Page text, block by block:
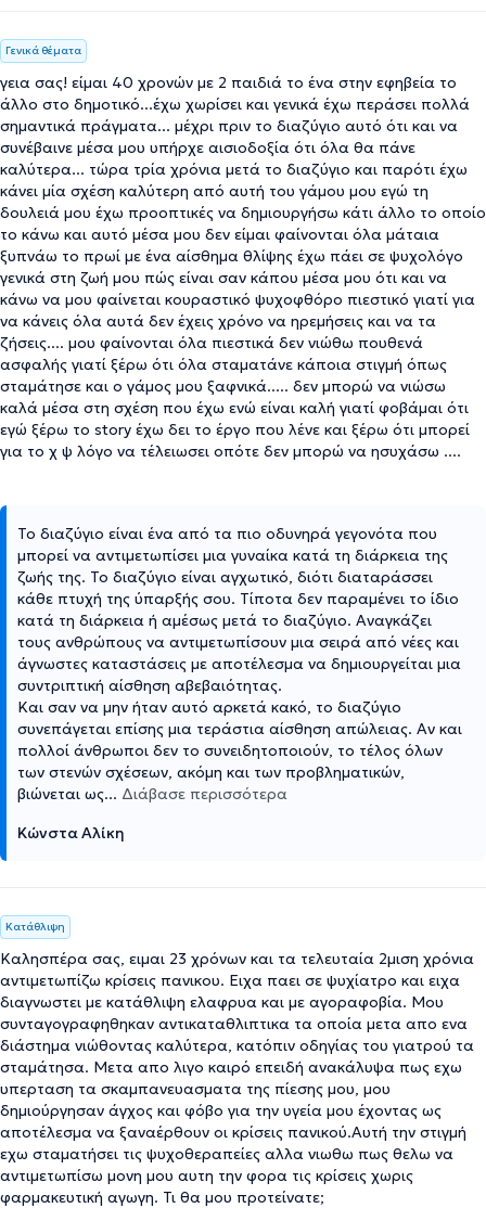
Γενικά θέματα
γεια σας! είμαι 40 χρονών με 2 παιδιά το ένα στην εφηβεία το
άλλο στο δημοτικό...έχω χωρίσει και γενικά έχω περάσει πολλά
σημαντικά πράγματα... μέχρι πριν το διαζύγιο αυτό ότι και να
συνέβαινε μέσα μου υπήρχε αισιοδοξία ότι όλα θα πάνε
καλύτερα... τώρα τρία χρόνια μετά το διαζύγιο και παρότι έχω
κάνει μία σχέση καλύτερη από αυτή του γάμου μου εγώ τη
δουλειά μου έχω προοπτικές να δημιουργήσω κάτι άλλο το οποίο
το κάνω και αυτό μέσα μου δεν είμαι φαίνονται όλα μάταια
ξυπνάω το πρωί με ένα αίσθημα θλίψης έχω πάει σε ψυχολόγο
γενικά στη ζωή μου πώς είναι σαν κάπου μέσα μου ότι και να
κάνω να μου φαίνεται κουραστικό ψυχοφθόρο πιεστικό γιατί για
να κάνεις όλα αυτά δεν έχεις χρόνο να ηρεμήσεις και να τα
ζήσεις.... μου φαίνονται όλα πιεστικά δεν νιώθω πουθενά
ασφαλής γιατί ξέρω ότι όλα σταματάνε κάποια στιγμή όπως
σταμάτησε και ο γάμος μου ξαφνικά..... δεν μπορώ να νιώσω
καλά μέσα στη σχέση που έχω ενώ είναι καλή γιατί φοβάμαι ότι
εγώ ξέρω το story έχω δει το έργο που λένε και ξέρω ότι μπορεί
για το χ ψ λόγο να τέλειωσει οπότε δεν μπορώ να ησυχάσω ....
Το διαζύγιο είναι ένα από τα πιο οδυνηρά γεγονότα που
μπορεί να αντιμετωπίσει μια γυναίκα κατά τη διάρκεια της
ζωής της. Το διαζύγιο είναι αγχωτικό, διότι διαταράσσει
κάθε πτυχή της ύπαρξής σου. Τίποτα δεν παραμένει το ίδιο
κατά τη διάρκεια ή αμέσως μετά το διαζύγιο. Αναγκάζει
τους ανθρώπους να αντιμετωπίσουν μια σειρά από νέες και
άγνωστες καταστάσεις με αποτέλεσμα να δημιουργείται μια
συντριπτική αίσθηση αβεβαιότητας.
Και σαν να μην ήταν αυτό αρκετά κακό, το διαζύγιο
συνεπάγεται επίσης μια τεράστια αίσθηση απώλειας. Αν και
πολλοί άνθρωποι δεν το συνειδητοποιούν, το τέλος όλων
των στενών σχέσεων, ακόμη και των προβληματικών,
βιώνεται ως... Διάβασε περισσότερα
Κώνστα Αλίκη
Κατάθλιψη
Καλησπέρα σας, ειμαι 23 χρόνων και τα τελευταία 2μιση χρόνια
αντιμετωπίζω κρίσεις πανικου. Ειχα παει σε ψυχίατρο και ειχα
διαγνωστει με κατάθλιψη ελαφρυα και με αγοραφοβία. Μου
συνταγογραφηθηκαν αντικαταθλιπτικα τα οποία μετα απο ενα
διάστημα νιώθοντας καλύτερα, κατόπιν οδηγίας του γιατρού τα
σταμάτησα. Μετα απο λιγο καιρό επειδή ανακάλυψα πως εχω
υπερταση τα σκαμπανευασματα της πίεσης μου, μου
δημιούργησαν άγχος και φόβο για την υγεία μου έχοντας ως
αποτέλεσμα να ξαναέρθουν οι κρίσεις πανικού.Αυτή την στιγμή
εχω σταματήσει τις ψυχοθεραπείες αλλα νιωθω πως θελω να
αντιμετωπίσω μονη μου αυτη την φορα τις κρίσεις χωρις
φαρμακευτική αγωγη. Τι θα μου προτείνατε;